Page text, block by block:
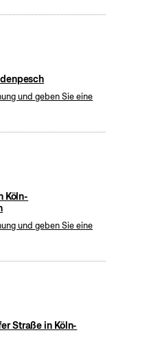
und geben Sie eine
Köln-
und geben Sie eine
Straße in Köln-